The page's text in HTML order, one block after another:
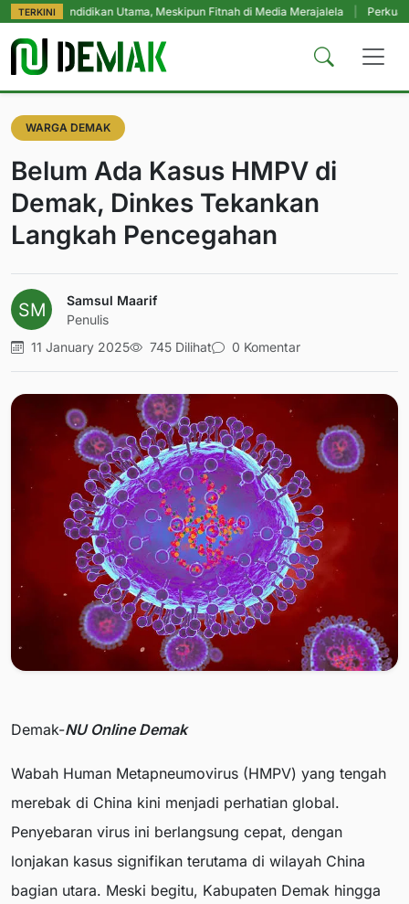
TERKINI
Pendidikan Utama, Meskipun Fitnah di Media Merajalela | Perkuat
WARGA DEMAK
Belum Ada Kasus HMPV di
Demak, Dinkes Tekankan
Langkah Pencegahan
Samsul Maarif
Penulis
11 January 2025
745 Dilihat 0 Komentar
Demak-NU Online Demak
Wabah Human Metapneumovirus (HMPV) yang tengah
merebak di China kini menjadi perhatian global.
Penyebaran virus ini berlangsung cepat, dengan
lonjakan kasus signifikan terutama di wilayah China
bagian utara. Meski begitu, Kabupaten Demak hingga